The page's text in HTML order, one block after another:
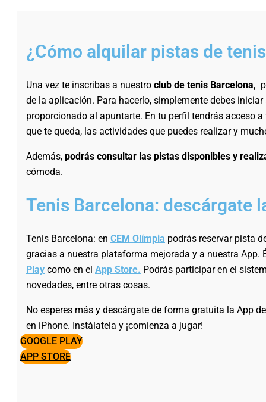
¿Cómo alquilar pistas de
Una vez te inscribas a nuestro club de tenis Barcelona,
de la aplicación. Para hacerlo, simplemente debes
proporcionado al apuntarte. En tu perfil tendrás acceso
que te queda, las actividades que puedes realizar y
Además, podrás consultar las pistas disponibles y
cómoda.
Tenis Barcelona: descárgate
Tenis Barcelona: en CEM Olímpia podrás reservar pista
gracias a nuestra plataforma mejorada y a nuestra App.
Play como en el App Store. Podrás participar en el
novedades, entre otras cosas.
No esperes más y descárgate de forma gratuita la App
en iPhone. Instálatela y ¡comienza a jugar!
GOOGLE PLAY
APP STORE